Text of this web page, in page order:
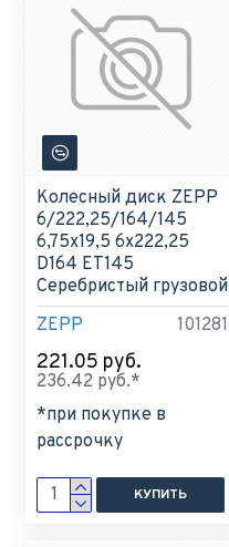
ZEPP 101281
Колесный диск ZEPP
6/222,25/164/145
6,75x19,5 6x222,25
D164 ET145
Серебристый грузовой
221.05 руб.
236.42 руб.*
*при покупке в
рассрочку
КУПИТЬ